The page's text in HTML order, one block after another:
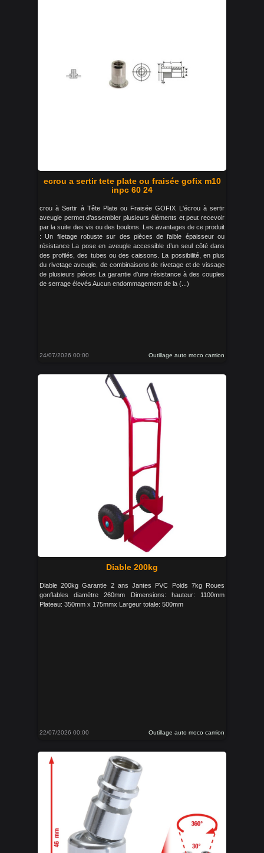
ecrou a sertir tete plate ou fraisée gofix m10
inpc 60 24
crou à Sertir à Tête Plate ou Fraisée GOFIX L'écrou à sertir
aveugle permet d’assembler plusieurs éléments et peut recevoir
par la suite des vis ou des boulons. Les avantages de ce produit
: Un filetage robuste sur des pièces de faible épaisseur ou
résistance La pose en aveugle accessible d’un seul côté dans
des profilés, des tubes ou des caissons. La possibilité, en plus
du rivetage aveugle, de combinaisons de rivetage et de vissage
de plusieurs pièces La garantie d’une résistance à des couples
de serrage élevés Aucun endommagement de la (...)
24/07/2026 00:00 Outillage auto moco camion
Diable 200kg
Diable 200kg Garantie 2 ans Jantes PVC Poids 7kg Roues
gonflables diamètre 260mm Dimensions: hauteur: 1100mm
Plateau: 350mm x 175mmx Largeur totale: 500mm
22/07/2026 00:00 Outillage auto moco camion